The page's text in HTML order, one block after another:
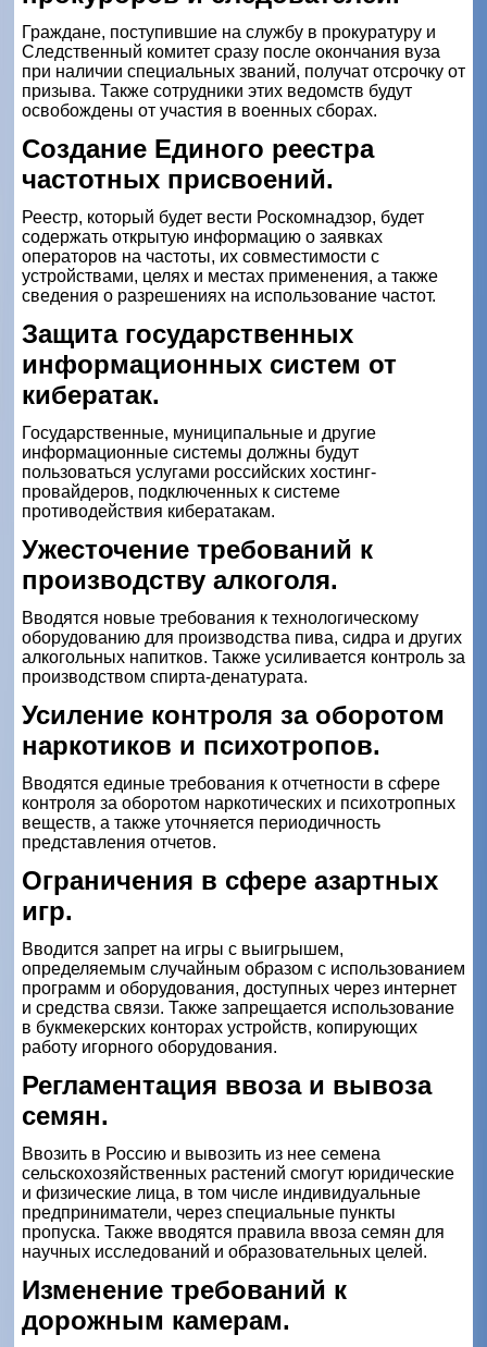
Граждане, поступившие на службу в прокуратуру и
Следственный комитет сразу после окончания вуза
при наличии специальных званий, получат отсрочку от
призыва. Также сотрудники этих ведомств будут
освобождены от участия в военных сборах.
Создание Единого реестра
частотных присвоений.
Реестр, который будет вести Роскомнадзор, будет
содержать открытую информацию о заявках
операторов на частоты, их совместимости с
устройствами, целях и местах применения, а также
сведения о разрешениях на использование частот.
Защита государственных
информационных систем от
кибератак.
Государственные, муниципальные и другие
информационные системы должны будут
пользоваться услугами российских хостинг-
провайдеров, подключенных к системе
противодействия кибератакам.
Ужесточение требований к
производству алкоголя.
Вводятся новые требования к технологическому
оборудованию для производства пива, сидра и других
алкогольных напитков. Также усиливается контроль за
производством спирта-денатурата.
Усиление контроля за оборотом
наркотиков и психотропов.
Вводятся единые требования к отчетности в сфере
контроля за оборотом наркотических и психотропных
веществ, а также уточняется периодичность
представления отчетов.
Ограничения в сфере азартных
игр.
Вводится запрет на игры с выигрышем,
определяемым случайным образом с использованием
программ и оборудования, доступных через интернет
и средства связи. Также запрещается использование
в букмекерских конторах устройств, копирующих
работу игорного оборудования.
Регламентация ввоза и вывоза
семян.
Ввозить в Россию и вывозить из нее семена
сельскохозяйственных растений смогут юридические
и физические лица, в том числе индивидуальные
предприниматели, через специальные пункты
пропуска. Также вводятся правила ввоза семян для
научных исследований и образовательных целей.
Изменение требований к
дорожным камерам.